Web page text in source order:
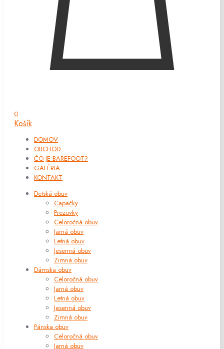
0
Košík
DOMOV
OBCHOD
ČO JE BAREFOOT?
GALÉRIA
KONTAKT
Detská obuv
Capačky
Prezuvky
Celoročná obuv
Jarná obuv
Letná obuv
Jesenná obuv
Zimná obuv
Dámska obuv
Celoročná obuv
Jarná obuv
Letná obuv
Jesenná obuv
Zimná obuv
Pánska obuv
Celoročná obuv
Jarná obuv